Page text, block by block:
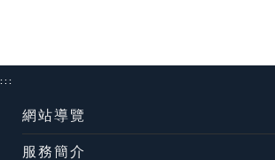
:::
網站導覽
服務簡介